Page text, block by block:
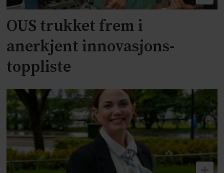
OUS trukket frem i
anerkjent innovasjons-
toppliste